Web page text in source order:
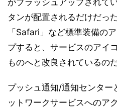
がブラッシュアップされて
タンが配置されるだけだっ
「Safari」など標準装備の
プすると、サービスのアイ
ものへと改良されているのだ
プッシュ通知/通知センター
ットワークサービスへのア